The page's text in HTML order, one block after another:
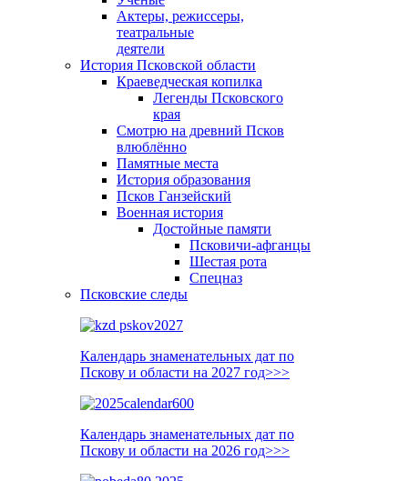
Актеры, режиссеры,
театральные
деятели
История Псковской области
Краеведческая копилка
Легенды Псковского
края
Смотрю на древний Псков
влюблённо
Памятные места
История образования
Псков Ганзейский
Военная история
Достойные памяти
Псковичи-афганцы
Шестая рота
Спецназ
Псковские следы
Календарь знаменательных дат по
Пскову и области на 2027 год>>>
Календарь знаменательных дат по
Пскову и области на 2026 год>>>